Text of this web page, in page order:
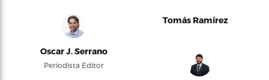
Oscar J. Serrano
Periodista Editor
Tomás Ramírez